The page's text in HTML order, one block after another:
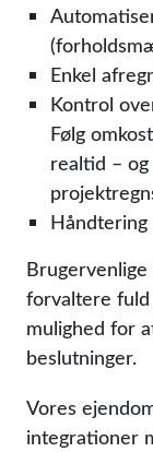
Enkel
Kontrol
Følg
realtid –
forvaltere
mulighed for
beslutninger.
Vores
integrationer